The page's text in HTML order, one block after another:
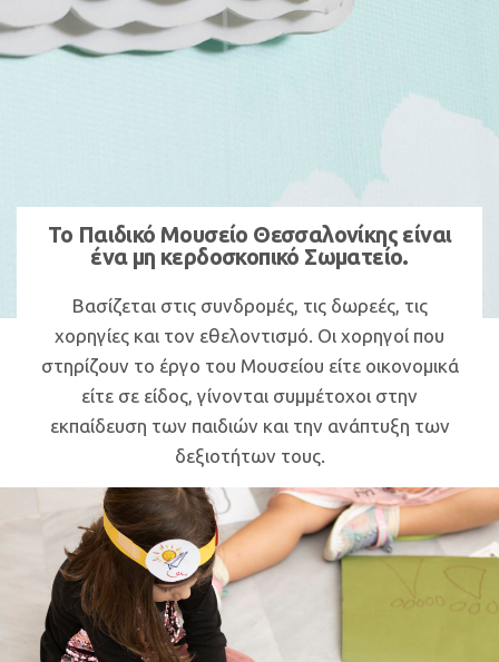
Το Παιδικό Μουσείο Θεσσαλονίκης είναι
ένα μη κερδοσκοπικό Σωματείο.
Bασίζεται στις συνδρομές, τις δωρεές, τις
χορηγίες και τον εθελοντισμό. Οι χορηγοί που
στηρίζουν το έργο του Μουσείου είτε οικονομικά
είτε σε είδος, γίνονται συμμέτοχοι στην
εκπαίδευση των παιδιών και την ανάπτυξη των
δεξιοτήτων τους.